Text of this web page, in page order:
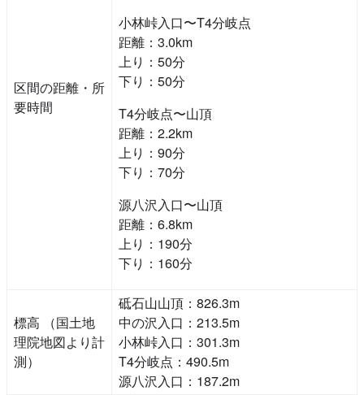
区間の距離・所
要時間
小林峠入口〜T4分岐点
距離：3.0km
上り：50分
下り：50分
T4分岐点〜山頂
距離：2.2km
上り：90分
下り：70分
源八沢入口〜山頂
距離：6.8km
上り：190分
下り：160分
標高 （国土地
理院地図より計
測）
砥石山山頂：826.3m
中の沢入口：213.5m
小林峠入口：301.3m
T4分岐点：490.5m
源八沢入口：187.2m